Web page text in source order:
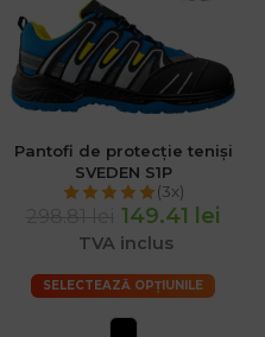
Pantofi de protecție teniși
SVEDEN S1P
(3x)
149.41 lei
TVA inclus
SELECTEAZĂ OPȚIUNILE